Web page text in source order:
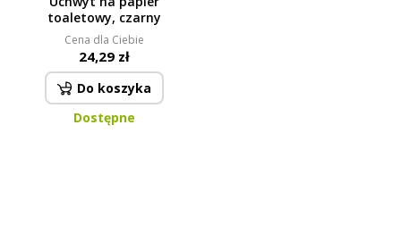
toaletowy, czarny
Cena dla Ciebie
24,29 zł
Do koszyka
Dostępne